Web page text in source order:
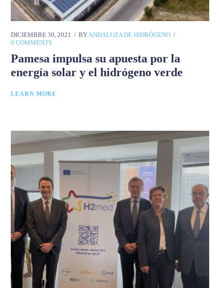
DICIEMBRE 30, 2021 BY ANDALUZA DE HIDRÓGENO
0 COMMENTS
Pamesa impulsa su apuesta por la
energía solar y el hidrógeno verde
LEARN MORE